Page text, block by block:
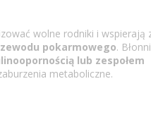
wolne rodniki i wspierają
pokarmowego.
lub zespołem
metaboliczne.